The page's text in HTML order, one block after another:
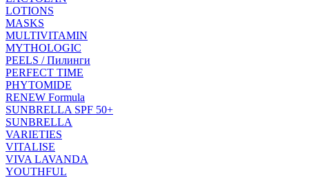
LOTIONS
MASKS
MULTIVITAMIN
MYTHOLOGIC
PEELS / Пилинги
PERFECT TIME
PHYTOMIDE
RENEW Formula
SUNBRELLA SPF 50+
SUNBRELLA
VARIETIES
VITALISE
VIVA LAVANDA
YOUTHFUL